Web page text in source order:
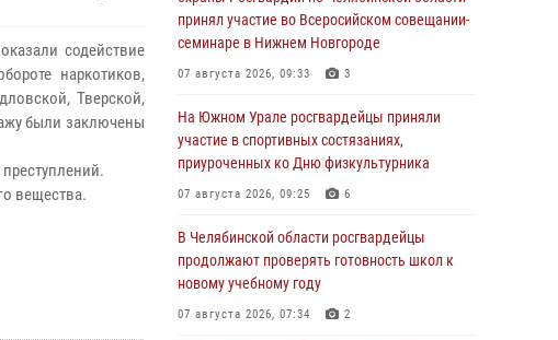
содействие
наркотиков,
Тверской,
были заключены
вещества.
принял участие во Всеросийском совещании-
семинаре в Нижнем Новгороде
07 августа 2026, 09:33 3
На Южном Урале росгвардейцы приняли
участие в спортивных состязаниях,
приуроченных ко Дню физкультурника
07 августа 2026, 09:25 6
В Челябинской области росгвардейцы
продолжают проверять готовность школ к
новому учебному году
07 августа 2026, 07:34 2